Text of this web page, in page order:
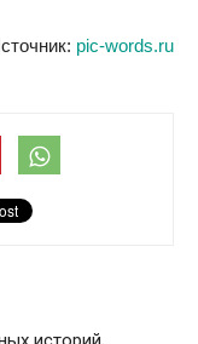
pic-words.ru